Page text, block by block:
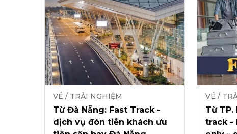
VÉ / TRẢI NGHIỆM
Từ Đà Nẵng: Fast Track -
dịch vụ đón tiễn khách ưu
VÉ /
Từ TP.
track -